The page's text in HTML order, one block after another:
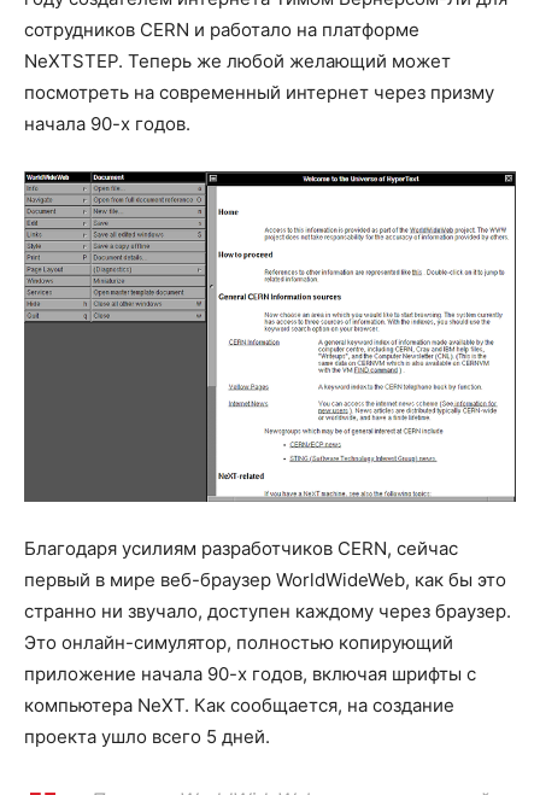
сотрудников CERN и работало на платформе
NeXTSTEP. Теперь же любой желающий может
посмотреть на современный интернет через призму
начала 90-х годов.
Благодаря усилиям разработчиков CERN, сейчас
первый в мире веб-браузер WorldWideWeb, как бы это
странно ни звучало, доступен каждому через браузер.
Это онлайн-симулятор, полностью копирующий
приложение начала 90-х годов, включая шрифты с
компьютера NeXT. Как сообщается, на создание
проекта ушло всего 5 дней.